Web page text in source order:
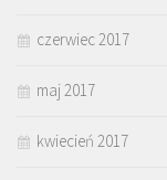
czerwiec 2017
maj 2017
kwiecień 2017